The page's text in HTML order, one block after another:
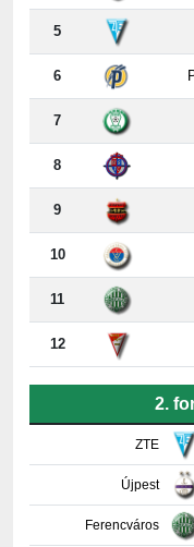
6
7
8
9
10
11
12
ZTE
Újpest
Ferencváros
Győr